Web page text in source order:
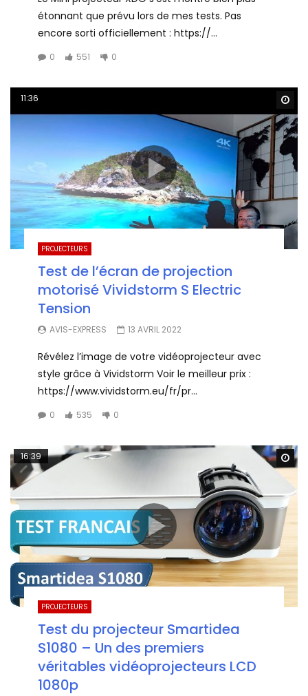
étonnant que prévu lors de mes tests. Pas
encore sorti officiellement : https://...
0 551 0
11:36
PROJECTEURS
Test de l’écran de projection
motorisé Vividstorm S Electric
Tension
AVIS-EXPRESS 13 AVRIL 2022
Révélez l’image de votre vidéoprojecteur avec
style grâce à Vividstorm Voir le meilleur prix :
https://www.vividstorm.eu/fr/pr...
0 535 0
16:39
PROJECTEURS
Test du projecteur Smartidea
S1080 – Un des premiers
véritables vidéoprojecteurs LCD
1080p